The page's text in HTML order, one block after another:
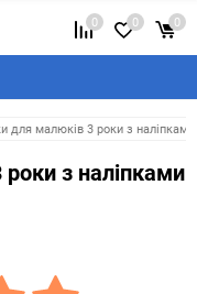
0 0 0
для малюків 3 роки з наліпками
з наліпками